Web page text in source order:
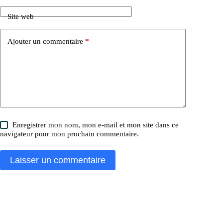
Site web
Ajouter un commentaire *
Enregistrer mon nom, mon e-mail et mon site dans ce
navigateur pour mon prochain commentaire.
Laisser un commentaire